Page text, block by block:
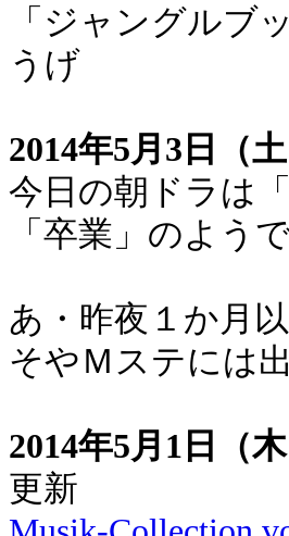
「ジャングルブ
うげ
2014年5月3日（土
今日の朝ドラは
「卒業」のよう
あ・昨夜１か月
そやＭステには
2014年5月1日（木
更新